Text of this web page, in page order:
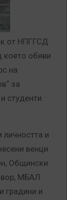
от НПГГСД
което обяви
на
за
студенти
личността и
венци
Общински
МБАЛ
градини и